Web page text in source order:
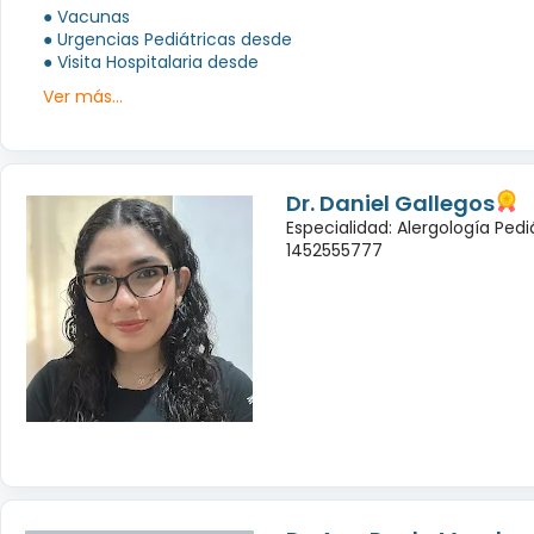
● Vacunas
● Urgencias Pediátricas desde
● Visita Hospitalaria desde
Ver más...
Dr. Daniel Gallegos
Especialidad: Alergología
1452555777